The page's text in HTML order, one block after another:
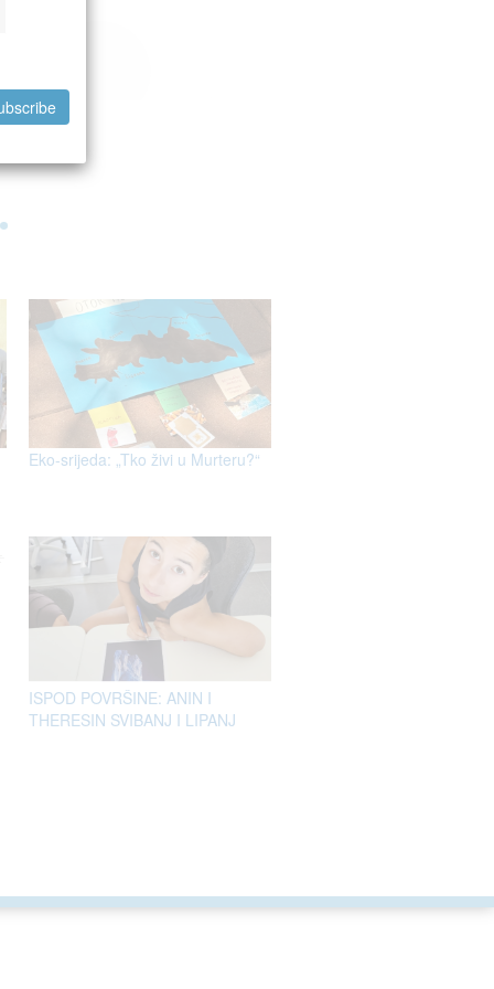
Eko-srijeda: „Tko živi u Murteru?“
ISPOD POVRŠINE: ANIN I
THERESIN SVIBANJ I LIPANJ